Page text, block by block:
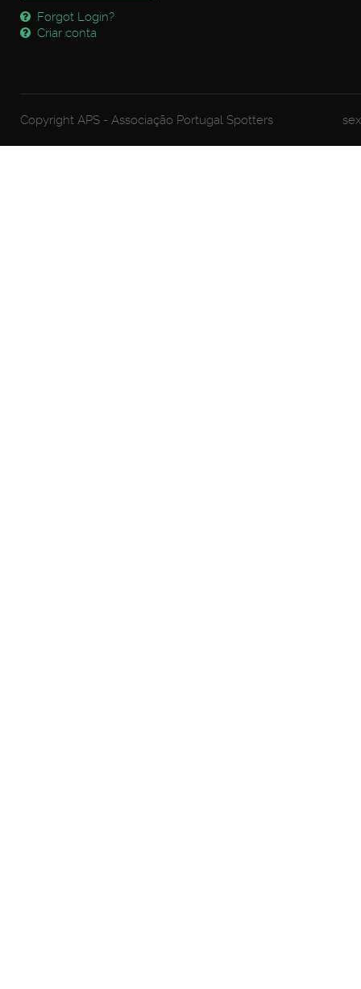
Forgot Login?
Criar conta
Copyright APS - Associação Portugal Spotters